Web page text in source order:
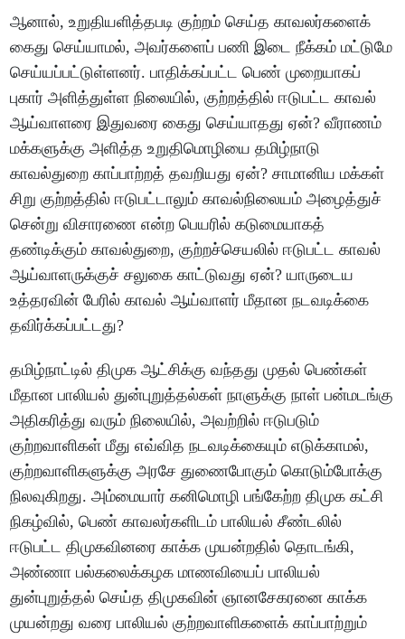
ஆனால், உறுதியளித்தபடி குற்றம் செய்த காவலர்களைக்
கைது செய்யாமல், அவர்களைப் பணி இடை நீக்கம் மட்டுமே
செய்யப்பட்டுள்ளனர். பாதிக்கப்பட்ட பெண் முறையாகப்
புகார் அளித்துள்ள நிலையில், குற்றத்தில் ஈடுபட்ட காவல்
ஆய்வாளரை இதுவரை கைது செய்யாதது ஏன்? வீராணம்
மக்களுக்கு அளித்த உறுதிமொழியை தமிழ்நாடு
காவல்துறை காப்பாற்றத் தவறியது ஏன்? சாமானிய மக்கள்
சிறு குற்றத்தில் ஈடுபட்டாலும் காவல்நிலையம் அழைத்துச்
சென்று விசாரணை என்ற பெயரில் கடுமையாகத்
தண்டிக்கும் காவல்துறை, குற்றச்செயலில் ஈடுபட்ட காவல்
ஆய்வாளருக்குச் சலுகை காட்டுவது ஏன்? யாருடைய
உத்தரவின் பேரில் காவல் ஆய்வாளர் மீதான நடவடிக்கை
தவிர்க்கப்பட்டது?
தமிழ்நாட்டில் திமுக ஆட்சிக்கு வந்தது முதல் பெண்கள்
மீதான பாலியல் துன்புறுத்தல்கள் நாளுக்கு நாள் பன்மடங்கு
அதிகரித்து வரும் நிலையில், அவற்றில் ஈடுபடும்
குற்றவாளிகள் மீது எவ்வித நடவடிக்கையும் எடுக்காமல்,
குற்றவாளிகளுக்கு அரசே துணைபோகும் கொடும்போக்கு
நிலவுகிறது. அம்மையார் கனிமொழி பங்கேற்ற திமுக கட்சி
நிகழ்வில், பெண் காவலர்களிடம் பாலியல் சீண்டலில்
ஈடுபட்ட திமுகவினரை காக்க முயன்றதில் தொடங்கி,
அண்ணா பல்கலைக்கழக மாணவியைப் பாலியல்
துன்புறுத்தல் செய்த திமுகவின் ஞானசேகரனை காக்க
முயன்றது வரை பாலியல் குற்றவாளிகளைக் காப்பாற்றும்